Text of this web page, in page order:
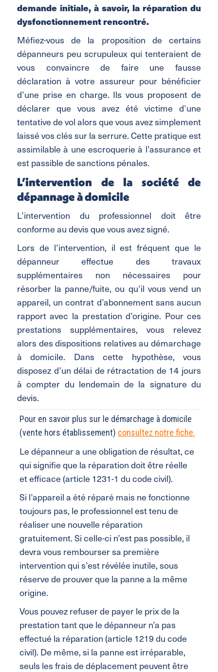
demande initiale, à savoir, la réparation du
dysfonctionnement rencontré.
Méfiez-vous de la proposition de certains
dépanneurs peu scrupuleux qui tenteraient de
vous convaincre de faire une fausse
déclaration à votre assureur pour bénéficier
d’une prise en charge. Ils vous proposent de
déclarer que vous avez été victime d’une
tentative de vol alors que vous avez simplement
laissé vos clés sur la serrure. Cette pratique est
assimilable à une escroquerie à l’assurance et
est passible de sanctions pénales.
L’intervention de la société de
dépannage à domicile
L’intervention du professionnel doit être
conforme au devis que vous avez signé.
Lors de l’intervention, il est fréquent que le
dépanneur effectue des travaux
supplémentaires non nécessaires pour
résorber la panne/fuite, ou qu’il vous vend un
appareil, un contrat d’abonnement sans aucun
rapport avec la prestation d’origine. Pour ces
prestations supplémentaires, vous relevez
alors des dispositions relatives au démarchage
à domicile. Dans cette hypothèse, vous
disposez d’un délai de rétractation de 14 jours
à compter du lendemain de la signature du
devis.
Pour en savoir plus sur le démarchage à domicile
(vente hors établissement) consultez notre fiche.
Le dépanneur a une obligation de résultat, ce
qui signifie que la réparation doit être réelle
et efficace (article 1231-1 du code civil).
Si l’appareil a été réparé mais ne fonctionne
toujours pas, le professionnel est tenu de
réaliser une nouvelle réparation
gratuitement. Si celle-ci n’est pas possible, il
devra vous rembourser sa première
intervention qui s’est révélée inutile, sous
réserve de prouver que la panne a la même
origine.
Vous pouvez refuser de payer le prix de la
prestation tant que le dépanneur n’a pas
effectué la réparation (article 1219 du code
civil). De même, si la panne est irréparable,
seuls les frais de déplacement peuvent être